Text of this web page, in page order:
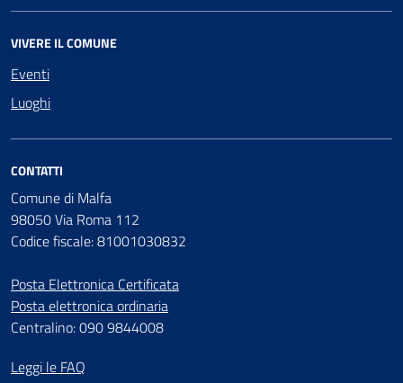
VIVERE IL COMUNE
Eventi
Luoghi
CONTATTI
Comune di Malfa
98050 Via Roma 112
Codice fiscale: 81001030832
Posta Elettronica Certificata
Posta elettronica ordinaria
Centralino: 090 9844008
Leggi le FAQ